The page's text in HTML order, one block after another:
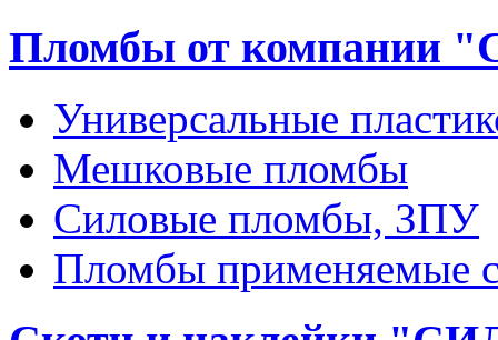
Пломбы от компании
Универсальные
Мешковые пломбы
Силовые пломбы, ЗПУ
Пломбы применяемые